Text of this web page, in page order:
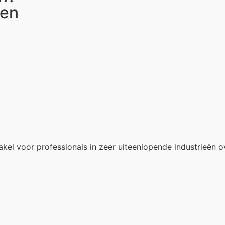
voor professionals in zeer uiteenlopende industrieën